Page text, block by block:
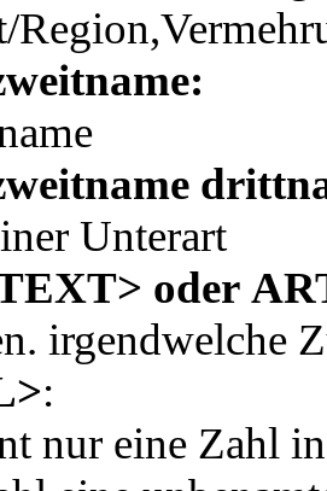
Unterart
oder
irgendwelche
:
nur eine Zahl